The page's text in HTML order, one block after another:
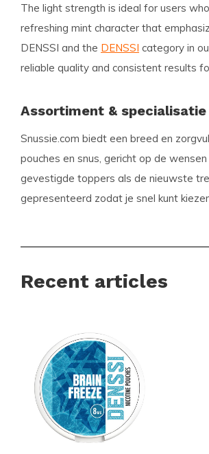
The light strength is ideal for users
refreshing mint character that
DENSSI and the DENSSI category in
reliable quality and consistent results
Assortiment & specialisatie
Snussie.com biedt een breed en
pouches en snus, gericht op de
gevestigde toppers als de nieuwste
gepresenteerd zodat je snel kunt
Snelle en betrouwbare
Eenvoudig en snel bestellen via
Een klantenservice die altijd voor
Snussie.com richt zich op een actuele
bereikbaarheid, zodat je altijd weet
leveringen en een professioneel
Recent articles